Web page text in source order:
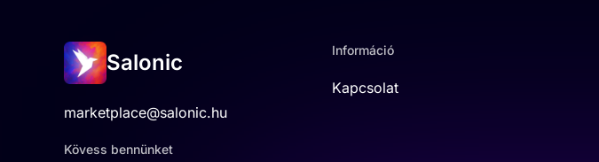
Salonic
marketplace@salonic.hu
Kövess bennünket
Információ
Kapcsolat